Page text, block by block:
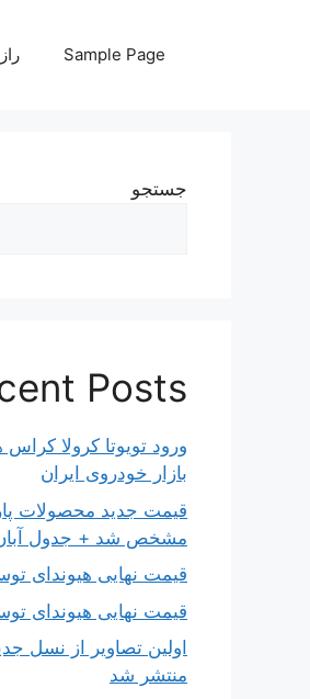
Sample Page
جستجو
Posts
بازار خودروی ایران
قیمت جدید محصولات
مشخص شد + جدول آبان
قیمت نهایی هیوندای توسان
قیمت نهایی هیوندای توسان
منتشر شد